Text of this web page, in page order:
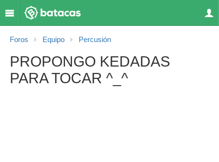
Foros Equipo Percusión
PROPONGO KEDADAS
PARA TOCAR ^_^